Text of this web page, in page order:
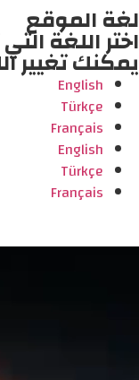
لغة الموقع
اختر اللغة
يمكنك تغيير
English
Türkçe
Français
English
Türkçe
Français